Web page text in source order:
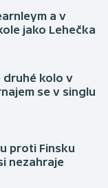
a v
jako Lehečka
druhé kolo v
se v singlu
proti Finsku
nezahraje